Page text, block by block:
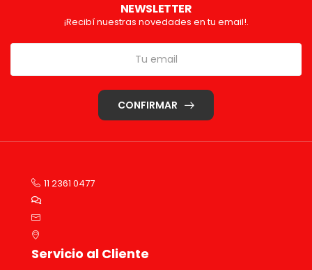
NEWSLETTER
¡Recibí nuestras novedades en tu email!.
CONFIRMAR
11 2361 0477
Servicio al Cliente